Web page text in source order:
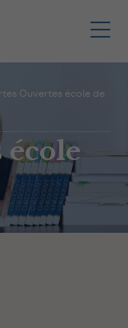
Ouvertes école de
école